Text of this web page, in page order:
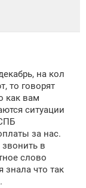
на кол
то говорят
как вам
ситуации
за нас.
в
слово
знала что так